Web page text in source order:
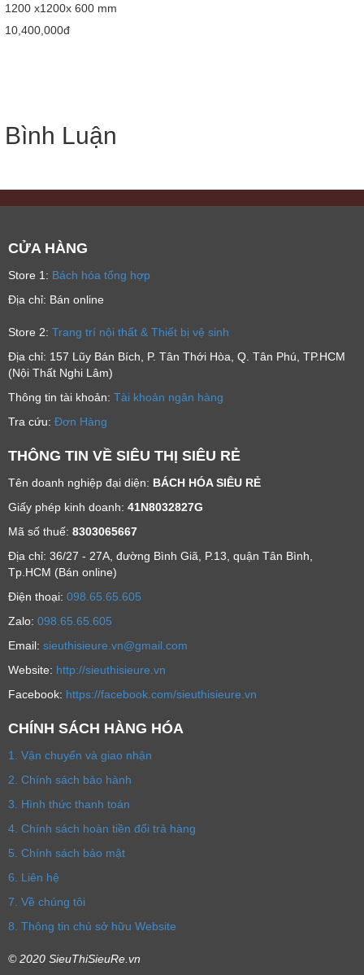
1200 x1200x 600 mm
10,400,000đ
Bình Luận
CỬA HÀNG
Store 1: Bách hóa tổng hợp
Địa chỉ: Bán online
Store 2: Trang trí nội thất & Thiết bị vệ sinh
Địa chỉ: 157 Lũy Bán Bích, P. Tân Thới Hòa, Q. Tân Phú, TP.HCM
(Nội Thất Nghi Lâm)
Thông tin tài khoản: Tài khoản ngân hàng
Tra cứu: Đơn Hàng
THÔNG TIN VỀ SIÊU THỊ SIÊU RẺ
Tên doanh nghiệp đại diện: BÁCH HÓA SIÊU RẺ
Giấy phép kinh doanh: 41N8032827G
Mã số thuế: 8303065667
Địa chỉ: 36/27 - 27A, đường Bình Giã, P.13, quận Tân Bình,
Tp.HCM (Bán online)
Ðiện thoại: 098.65.65.605
Zalo: 098.65.65.605
Email: sieuthisieure.vn@gmail.com
Website: http://sieuthisieure.vn
Facebook: https://facebook.com/sieuthisieure.vn
CHÍNH SÁCH HÀNG HÓA
1. Vận chuyển và giao nhận
2. Chính sách bảo hành
3. Hình thức thanh toán
4. Chính sách hoàn tiền đổi trả hàng
5. Chính sách bảo mật
6. Liên hệ
7. Về chúng tôi
8. Thông tin chủ sở hữu Website
© 2020 SieuThiSieuRe.vn